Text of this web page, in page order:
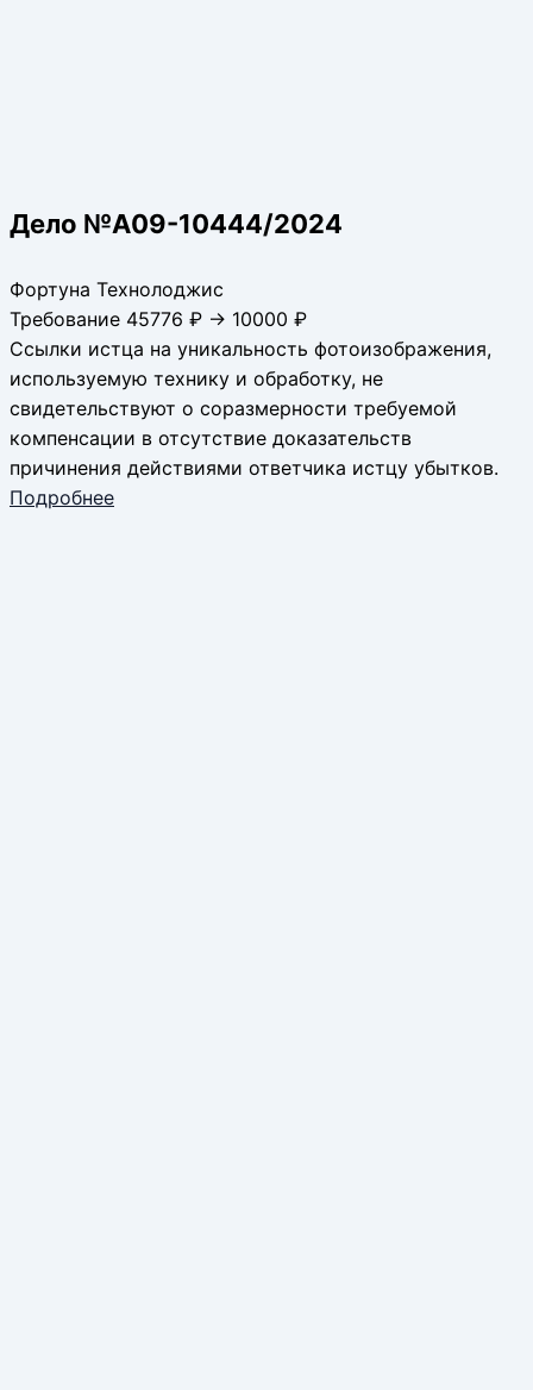
Дело №А09-10444/2024
Фортуна Технолоджис
Требование 45776 ₽ → 10000 ₽
Ссылки истца на уникальность фотоизображения,
используемую технику и обработку, не
свидетельствуют о соразмерности требуемой
компенсации в отсутствие доказательств
причинения действиями ответчика истцу убытков.
Подробнее